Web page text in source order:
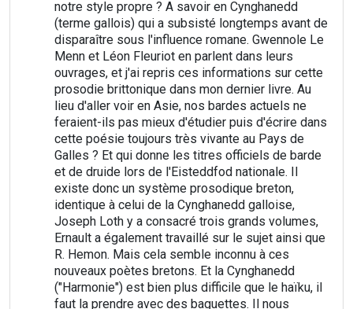
notre style propre ? A savoir en Cynghanedd
(terme gallois) qui a subsisté longtemps avant de
disparaître sous l'influence romane. Gwennole Le
Menn et Léon Fleuriot en parlent dans leurs
ouvrages, et j'ai repris ces informations sur cette
prosodie brittonique dans mon dernier livre. Au
lieu d'aller voir en Asie, nos bardes actuels ne
feraient-ils pas mieux d'étudier puis d'écrire dans
cette poésie toujours très vivante au Pays de
Galles ? Et qui donne les titres officiels de barde
et de druide lors de l'Eisteddfod nationale. Il
existe donc un système prosodique breton,
identique à celui de la Cynghanedd galloise,
Joseph Loth y a consacré trois grands volumes,
Ernault a également travaillé sur le sujet ainsi que
R. Hemon. Mais cela semble inconnu à ces
nouveaux poètes bretons. Et la Cynghanedd
("Harmonie") est bien plus difficile que le haïku, il
faut la prendre avec des baguettes. Il nous